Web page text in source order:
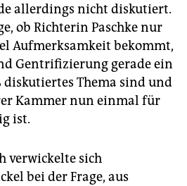
allerdings nicht diskutiert.
ob Richterin Paschke nur
Aufmerksamkeit bekommt,
Gentrifizierung gerade ein
Thema sind und
Kammer nun einmal für
ist.
verwickelte sich
bei der Frage, aus